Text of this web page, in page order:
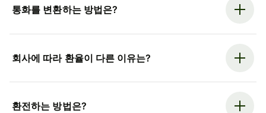
통화를 변환하는 방법은?
회사에 따라 환율이 다른 이유는?
환전하는 방법은?